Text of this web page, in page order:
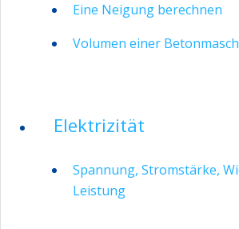
Eine Neigung berechnen
Volumen einer
Elektrizität
Spannung, Stromstärke,
Leistung